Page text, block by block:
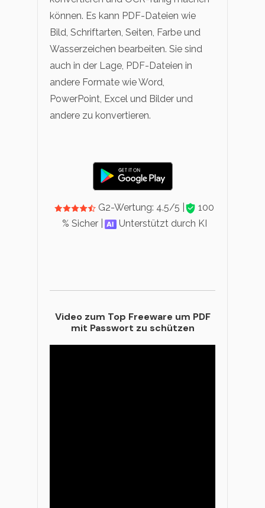
können. Es kann PDF-Dateien wie
Bild, Schriftarten, Seiten, Farbe und
Wasserzeichen bearbeiten. Sie sind
auch in der Lage, PDF-Dateien in
andere Formate wie Word,
PowerPoint, Excel und Bilder und
andere zu konvertieren.
G2-Wertung: 4.5/5 |
100
% Sicher |
Unterstützt durch KI
Video zum Top Freeware um PDF
mit Passwort zu schützen